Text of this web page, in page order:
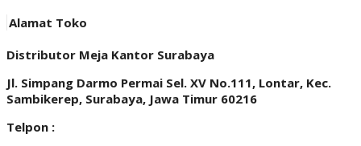
Alamat Toko
Distributor Meja Kantor Surabaya
Jl. Simpang Darmo Permai Sel. XV No.111, Lontar, Kec.
Sambikerep, Surabaya, Jawa Timur 60216
Telpon :